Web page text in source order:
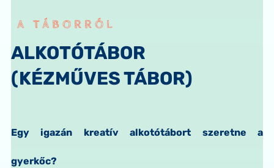
A TÁBORRÓL
ALKOTÓTÁBOR
(KÉZMŰVES TÁBOR)
Egy igazán kreatív alkotótábort szeretne a
gyerkőc?